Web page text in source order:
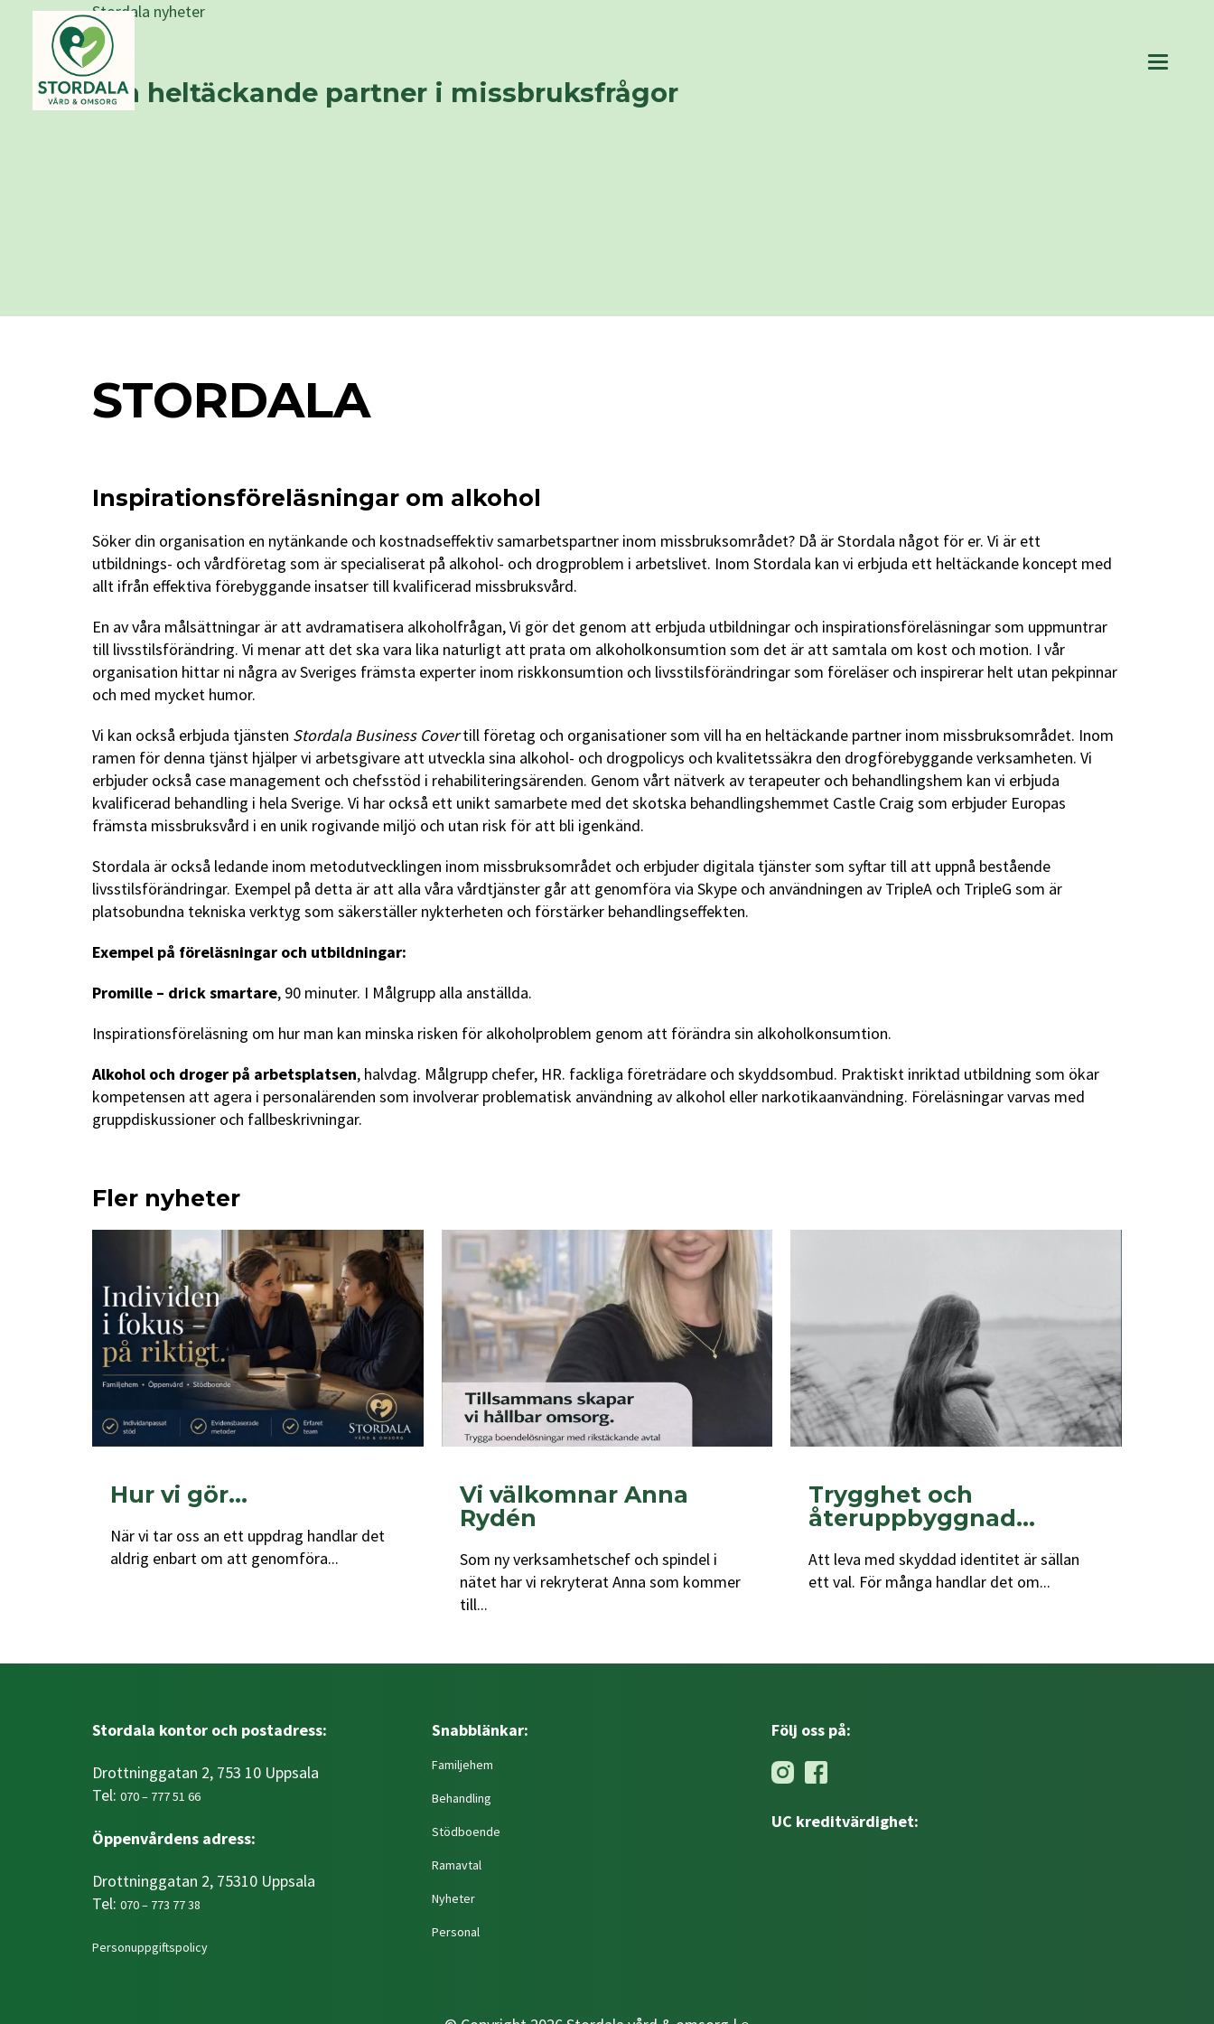
Stordala nyheter
Din heltäckande partner i missbruksfrågor
STORDALA
Inspirationsföreläsningar om alkohol
Söker din organisation en nytänkande och kostnadseffektiv samarbetspartner inom missbruksområdet? Då är Stordala något för er. Vi är ett
utbildnings- och vårdföretag som är specialiserat på alkohol- och drogproblem i arbetslivet. Inom Stordala kan vi erbjuda ett heltäckande koncept med
allt ifrån effektiva förebyggande insatser till kvalificerad missbruksvård.
En av våra målsättningar är att avdramatisera alkoholfrågan, Vi gör det genom att erbjuda utbildningar och inspirationsföreläsningar som uppmuntrar
till livsstilsförändring. Vi menar att det ska vara lika naturligt att prata om alkoholkonsumtion som det är att samtala om kost och motion. I vår
organisation hittar ni några av Sveriges främsta experter inom riskkonsumtion och livsstilsförändringar som föreläser och inspirerar helt utan pekpinnar
och med mycket humor.
Vi kan också erbjuda tjänsten Stordala Business Covertill företag och organisationer som vill ha en heltäckande partner inom missbruksområdet. Inom
ramen för denna tjänst hjälper vi arbetsgivare att utveckla sina alkohol- och drogpolicys och kvalitetssäkra den drogförebyggande verksamheten. Vi
erbjuder också case management och chefsstöd i rehabiliteringsärenden. Genom vårt nätverk av terapeuter och behandlingshem kan vi erbjuda
kvalificerad behandling i hela Sverige. Vi har också ett unikt samarbete med det skotska behandlingshemmet Castle Craig som erbjuder Europas
främsta missbruksvård i en unik rogivande miljö och utan risk för att bli igenkänd.
Stordala är också ledande inom metodutvecklingen inom missbruksområdet och erbjuder digitala tjänster som syftar till att uppnå bestående
livsstilsförändringar. Exempel på detta är att alla våra vårdtjänster går att genomföra via Skype och användningen av TripleA och TripleG som är
platsobundna tekniska verktyg som säkerställer nykterheten och förstärker behandlingseffekten.
Exempel på föreläsningar och utbildningar:
Promille – drick smartare, 90 minuter. I Målgrupp alla anställda.
Inspirationsföreläsning om hur man kan minska risken för alkoholproblem genom att förändra sin alkoholkonsumtion.
Alkohol och droger på arbetsplatsen, halvdag. Målgrupp chefer, HR. fackliga företrädare och skyddsombud. Praktiskt inriktad utbildning som ökar
kompetensen att agera i personalärenden som involverar problematisk användning av alkohol eller narkotikaanvändning. Föreläsningar varvas med
gruppdiskussioner och fallbeskrivningar.
Fler nyheter
Hur vi gör…
När vi tar oss an ett uppdrag handlar det
aldrig enbart om att genomföra...
Vi välkomnar Anna
Rydén
Som ny verksamhetschef och spindel i
nätet har vi rekryterat Anna som kommer
till...
Trygghet och
återuppbyggnad...
Att leva med skyddad identitet är sällan
ett val. För många handlar det om...
Stordala kontor och postadress:
Drottninggatan 2, 753 10 Uppsala
Tel: 070 – 777 51 66
Öppenvårdens adress:
Drottninggatan 2, 75310 Uppsala
Tel: 070 – 773 77 38
Personuppgiftspolicy
Snabblänkar:
Familjehem
Behandling
Stödboende
Ramavtal
Nyheter
Personal
Följ oss på:
UC kreditvärdighet: